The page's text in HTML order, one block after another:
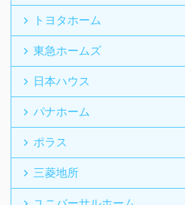
トヨタホーム
東急ホームズ
日本ハウス
パナホーム
ポラス
三菱地所